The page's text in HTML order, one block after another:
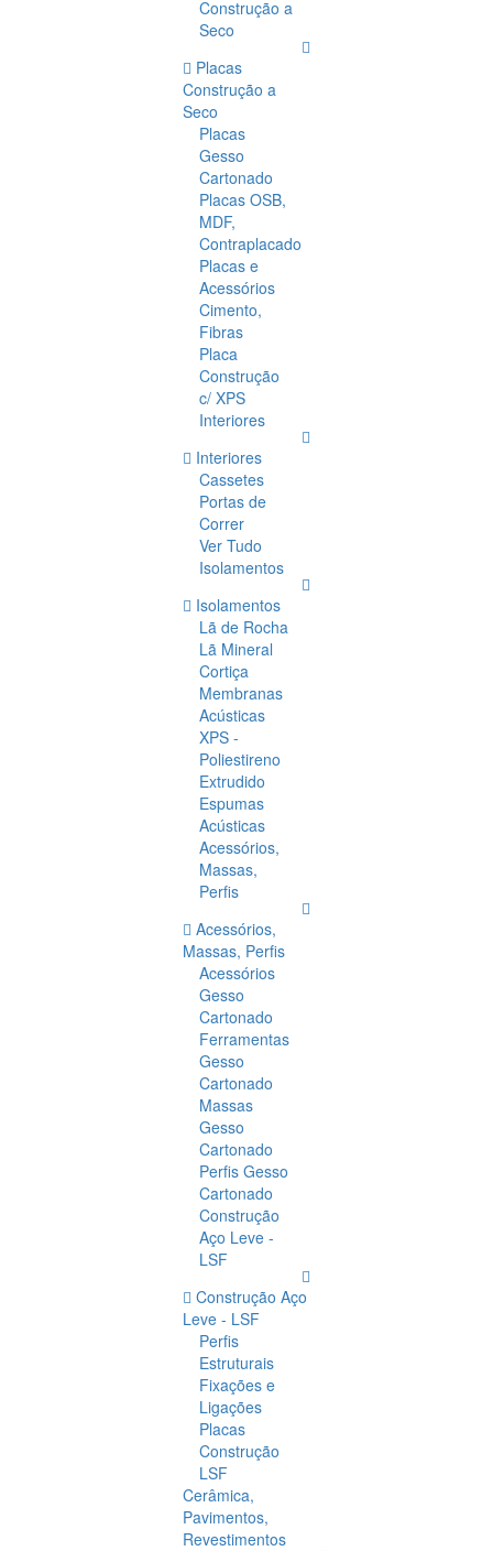
Construção a
Seco
Placas
Construção a
Seco
Placas
Gesso
Cartonado
Placas OSB,
MDF,
Contraplacado
Placas e
Acessórios
Cimento,
Fibras
Placa
Construção
c/ XPS
Interiores
Interiores
Cassetes
Portas de
Correr
Ver Tudo
Isolamentos
Isolamentos
Lã de Rocha
Lã Mineral
Cortiça
Membranas
Acústicas
XPS -
Poliestireno
Extrudido
Espumas
Acústicas
Acessórios,
Massas,
Perfis
Acessórios,
Massas, Perfis
Acessórios
Gesso
Cartonado
Ferramentas
Gesso
Cartonado
Massas
Gesso
Cartonado
Perfis Gesso
Cartonado
Construção
Aço Leve -
LSF
Construção Aço
Leve - LSF
Perfis
Estruturais
Fixações e
Ligações
Placas
Construção
LSF
Cerâmica,
Pavimentos,
Revestimentos